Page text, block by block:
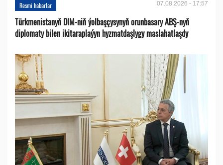
Resmi habarlar 07.08.2026 - 17:57
Türkmenistanyň DIM-niň ýolbaşçysynyň orunbasary ABŞ-nyň
diplomaty bilen ikitaraplaýyn hyzmatdaşlygy maslahatlaşdy